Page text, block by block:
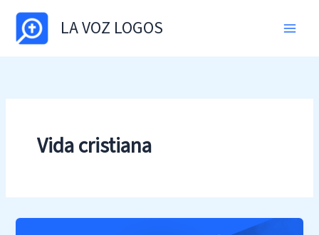
content
LA VOZ LOGOS
Vida cristiana